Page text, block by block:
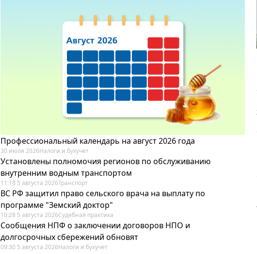
Профессиональный календарь на август 2026 года
30 июля 2026Налоги и бухучет
Установлены полномочия регионов по обслуживанию
внутренним водным транспортом
11:18 5 августа 2026Транспорт
ВС РФ защитил право сельского врача на выплату по
программе "Земский доктор"
10:28 5 августа 2026Судебная практика
Сообщения НПФ о заключении договоров НПО и
долгосрочных сбережений обновят
09:30 5 августа 2026Налоги и бухучет